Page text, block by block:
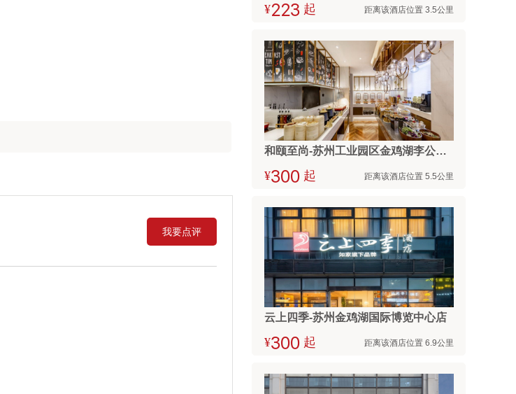
我要点评
¥ 起 距离该酒店位置 3.5公里
和颐至尚-苏州工业园区金鸡湖李公堤东振路地铁站店
¥ 起 距离该酒店位置 5.5公里
云上四季-苏州金鸡湖国际博览中心店
¥ 起 距离该酒店位置 6.9公里